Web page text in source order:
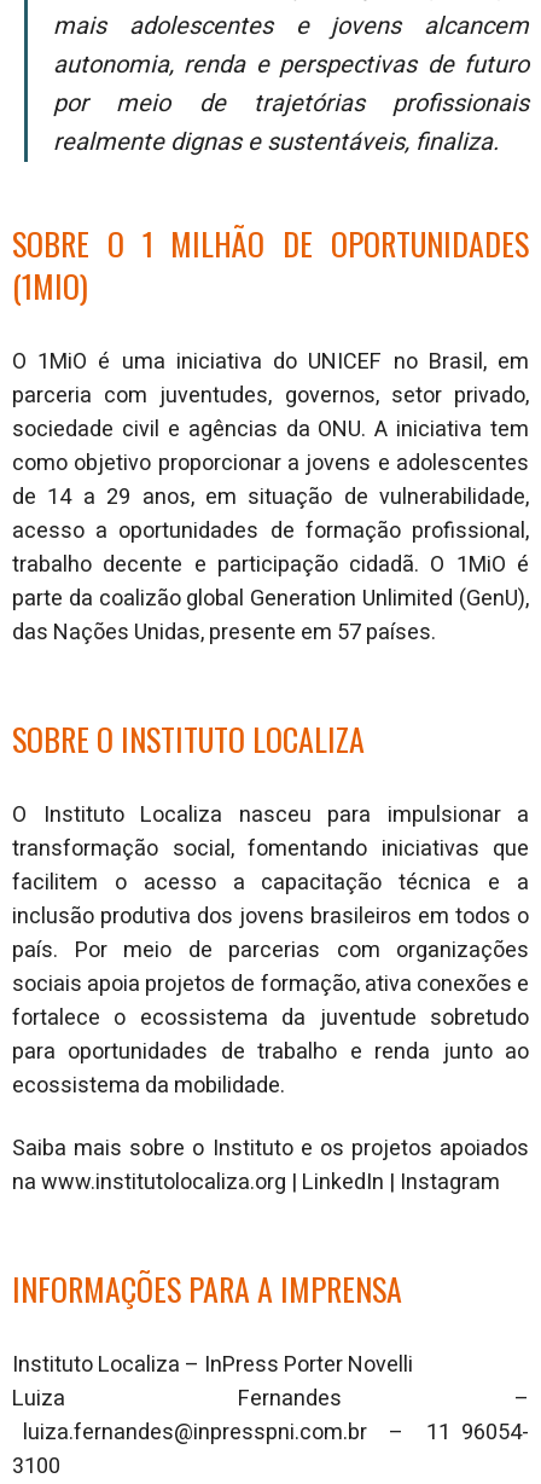
mais adolescentes e jovens alcancem
autonomia, renda e perspectivas de futuro
por meio de trajetórias profissionais
realmente dignas e sustentáveis, finaliza.
SOBRE O 1 MILHÃO DE OPORTUNIDADES
(1MIO)
O 1MiO é uma iniciativa do UNICEF no Brasil, em
parceria com juventudes, governos, setor privado,
sociedade civil e agências da ONU. A iniciativa tem
como objetivo proporcionar a jovens e adolescentes
de 14 a 29 anos, em situação de vulnerabilidade,
acesso a oportunidades de formação profissional,
trabalho decente e participação cidadã. O 1MiO é
parte da coalizão global Generation Unlimited (GenU),
das Nações Unidas, presente em 57 países.
SOBRE O INSTITUTO LOCALIZA
O Instituto Localiza nasceu para impulsionar a
transformação social, fomentando iniciativas que
facilitem o acesso a capacitação técnica e a
inclusão produtiva dos jovens brasileiros em todos o
país. Por meio de parcerias com organizações
sociais apoia projetos de formação, ativa conexões e
fortalece o ecossistema da juventude sobretudo
para oportunidades de trabalho e renda junto ao
ecossistema da mobilidade.
Saiba mais sobre o Instituto e os projetos apoiados
na www.institutolocaliza.org | LinkedIn | Instagram
INFORMAÇÕES PARA A IMPRENSA
Instituto Localiza – InPress Porter Novelli
Luiza Fernandes –
luiza.fernandes@inpresspni.com.br – 11 96054-
3100